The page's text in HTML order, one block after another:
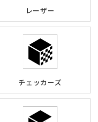
レーザー
チェッカーズ